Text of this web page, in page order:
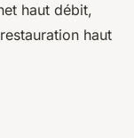
haut débit,
haut